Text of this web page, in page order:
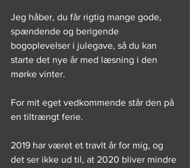
Jeg håber, du får rigtig mange gode,
spændende og berigende
bogoplevelser i julegave, så du kan
starte det nye år med læsning i den
mørke vinter.
For mit eget vedkommende står den på
en tiltrængt ferie.
2019 har været et travlt år for mig, og
det ser ikke ud til, at 2020 bliver mindre